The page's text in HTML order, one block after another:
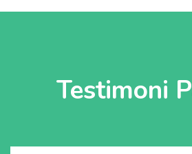
Testimoni